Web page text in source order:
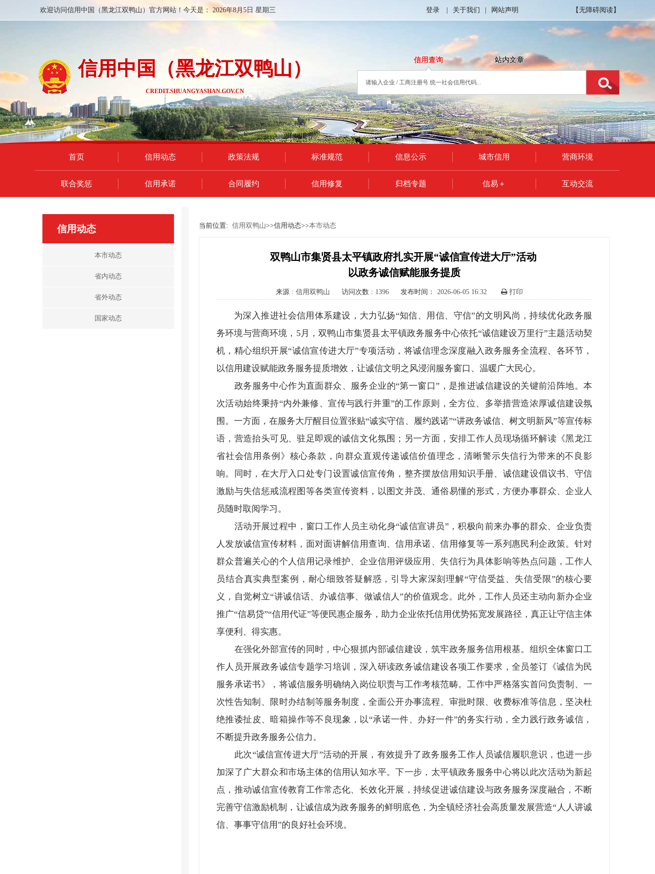
欢迎访问信用中国（黑龙江双鸭山）官方网站！今天是： 2026年8月5日 星期三 登录 关于我们 网站声明 【无障碍阅读】
信用中国（黑龙江双鸭山）
CREDIT.SHUANGYASHAN.GOV.CN
信用查询 站内文章
首页 信用动态 政策法规 标准规范 信息公示 城市信用 营商环境
联合奖惩 信用承诺 合同履约 信用修复 归档专题 信易＋ 互动交流
信用动态
本市动态
省内动态
省外动态
国家动态
当前位置: 信用双鸭山>>信用动态>>本市动态
双鸭山市集贤县太平镇政府扎实开展“诚信宣传进大厅”活动
以政务诚信赋能服务提质
来源 : 信用双鸭山 访问次数 : 1396 发布时间： 2026-06-05 16:32 打印
为深入推进社会信用体系建设，大力弘扬“知信、用信、守信”的文明风尚，持续优化政务服
务环境与营商环境，5月，双鸭山市集贤县太平镇政务服务中心依托“诚信建设万里行”主题活动契
机，精心组织开展“诚信宣传进大厅”专项活动，将诚信理念深度融入政务服务全流程、各环节，
以信用建设赋能政务服务提质增效，让诚信文明之风浸润服务窗口、温暖广大民心。
政务服务中心作为直面群众、服务企业的“第一窗口”，是推进诚信建设的关键前沿阵地。本
次活动始终秉持“内外兼修、宣传与践行并重”的工作原则，全方位、多举措营造浓厚诚信建设氛
围。一方面，在服务大厅醒目位置张贴“诚实守信、履约践诺”“讲政务诚信、树文明新风”等宣传标
语，营造抬头可见、驻足即观的诚信文化氛围；另一方面，安排工作人员现场循环解读《黑龙江
省社会信用条例》核心条款，向群众直观传递诚信价值理念，清晰警示失信行为带来的不良影
响。同时，在大厅入口处专门设置诚信宣传角，整齐摆放信用知识手册、诚信建设倡议书、守信
激励与失信惩戒流程图等各类宣传资料，以图文并茂、通俗易懂的形式，方便办事群众、企业人
员随时取阅学习。
活动开展过程中，窗口工作人员主动化身“诚信宣讲员”，积极向前来办事的群众、企业负责
人发放诚信宣传材料，面对面讲解信用查询、信用承诺、信用修复等一系列惠民利企政策。针对
群众普遍关心的个人信用记录维护、企业信用评级应用、失信行为具体影响等热点问题，工作人
员结合真实典型案例，耐心细致答疑解惑，引导大家深刻理解“守信受益、失信受限”的核心要
义，自觉树立“讲诚信话、办诚信事、做诚信人”的价值观念。此外，工作人员还主动向新办企业
推广“信易贷”“信用代证”等便民惠企服务，助力企业依托信用优势拓宽发展路径，真正让守信主体
享便利、得实惠。
在强化外部宣传的同时，中心狠抓内部诚信建设，筑牢政务服务信用根基。组织全体窗口工
作人员开展政务诚信专题学习培训，深入研读政务诚信建设各项工作要求，全员签订《诚信为民
服务承诺书》，将诚信服务明确纳入岗位职责与工作考核范畴。工作中严格落实首问负责制、一
次性告知制、限时办结制等服务制度，全面公开办事流程、审批时限、收费标准等信息，坚决杜
绝推诿扯皮、暗箱操作等不良现象，以“承诺一件、办好一件”的务实行动，全力践行政务诚信，
不断提升政务服务公信力。
此次“诚信宣传进大厅”活动的开展，有效提升了政务服务工作人员诚信履职意识，也进一步
加深了广大群众和市场主体的信用认知水平。下一步，太平镇政务服务中心将以此次活动为新起
点，推动诚信宣传教育工作常态化、长效化开展，持续促进诚信建设与政务服务深度融合，不断
完善守信激励机制，让诚信成为政务服务的鲜明底色，为全镇经济社会高质量发展营造“人人讲诚
信、事事守信用”的良好社会环境。